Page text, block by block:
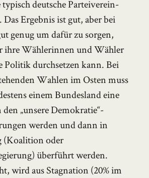
deutsche Parteiverein-
Ergebnis ist gut, aber bei
genug um dafür zu sorgen,
ihre Wählerinnen und Wähler
Politik durchsetzen kann. Bei
Wahlen im Osten muss
einem Bundesland eine
„unsere Demokratie“-
werden und dann in
(Koalition oder
überführt werden.
wird aus Stagnation (20% im